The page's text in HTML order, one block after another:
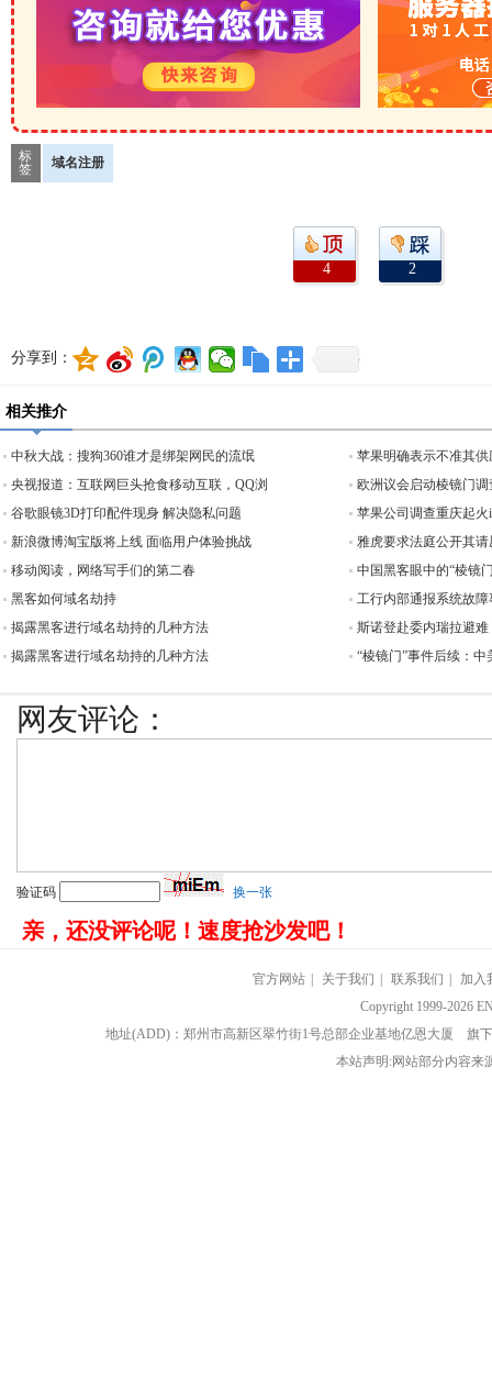
标
签
域名注册
4 2
分享到：
相关推介
中秋大战：搜狗360谁才是绑架网民的流氓
央视报道：互联网巨头抢食移动互联，QQ浏
谷歌眼镜3D打印配件现身 解决隐私问题
新浪微博淘宝版将上线 面临用户体验挑战
移动阅读，网络写手们的第二春
黑客如何域名劫持
揭露黑客进行域名劫持的几种方法
揭露黑客进行域名劫持的几种方法
苹果明确表示不准其
欧洲议会启动棱镜门
苹果公司调查重庆起火
雅虎要求法庭公开其
中国黑客眼中的“棱镜
工行内部通报系统故
斯诺登赴委内瑞拉避
“棱镜门”事件后续：
网友评论：
验证码 换一张
亲，还没评论呢！速度抢沙发吧！
官方网站 关于我们 联系我们
加入
Copyright 1999-2026
地址(ADD)：郑州市高新区翠竹街1号总部企业基地亿恩大厦 旗
本站声明:网站部分内容来